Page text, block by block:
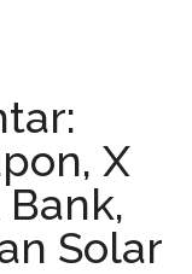
X
Solar